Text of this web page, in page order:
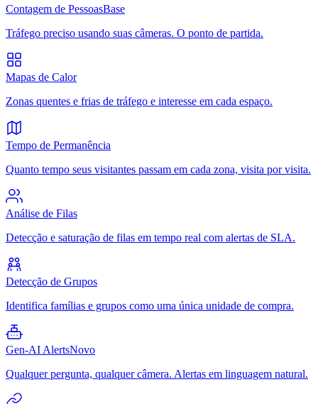
Contagem de PessoasBase
Tráfego preciso usando suas câmeras. O ponto de partida.
Mapas de Calor
Zonas quentes e frias de tráfego e interesse em cada espaço.
Tempo de Permanência
Quanto tempo seus visitantes passam em cada zona, visita por visita.
Análise de Filas
Detecção e saturação de filas em tempo real com alertas de SLA.
Detecção de Grupos
Identifica famílias e grupos como uma única unidade de compra.
Gen-AI AlertsNovo
Qualquer pergunta, qualquer câmera. Alertas em linguagem natural.